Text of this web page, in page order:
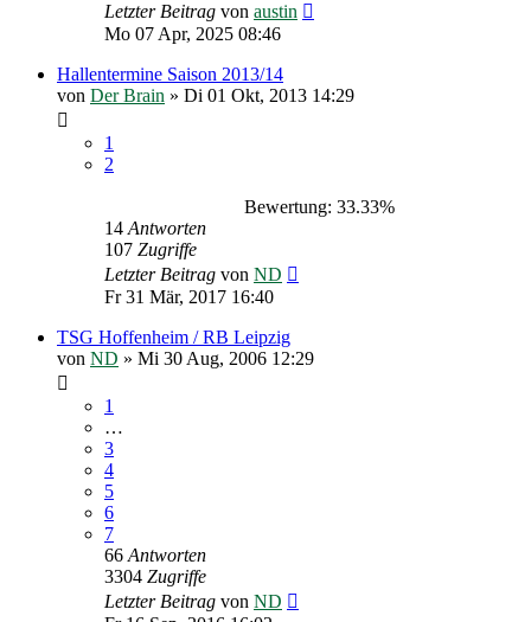
Letzter Beitrag von austin
Mo 07 Apr, 2025 08:46
Hallentermine Saison 2013/14
von Der Brain » Di 01 Okt, 2013 14:29
1
2
Bewertung: 33.33%
14Antworten
107 Zugriffe
Letzter Beitrag von ND
Fr 31 Mär, 2017 16:40
TSG Hoffenheim / RB Leipzig
von ND » Mi 30 Aug, 2006 12:29
1
…
3
4
5
6
7
66Antworten
3304 Zugriffe
Letzter Beitrag von ND